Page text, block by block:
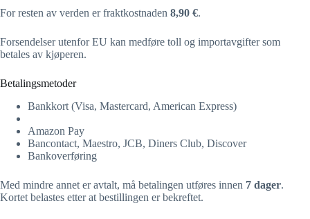
For resten av verden er fraktkostnaden 8,90 €.
Forsendelser utenfor EU kan medføre toll og importavgifter som
betales av kjøperen.
Betalingsmetoder
Bankkort (Visa, Mastercard, American Express)
Amazon Pay
Bancontact, Maestro, JCB, Diners Club, Discover
Bankoverføring
Med mindre annet er avtalt, må betalingen utføres innen 7 dager.
Kortet belastes etter at bestillingen er bekreftet.